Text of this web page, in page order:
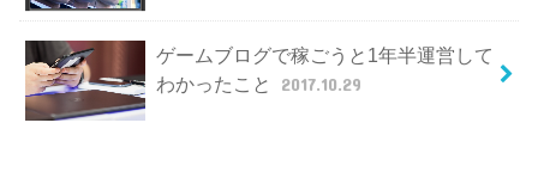
ゲームブログで稼ごうと1年半運営して
わかったこと
2017.10.29